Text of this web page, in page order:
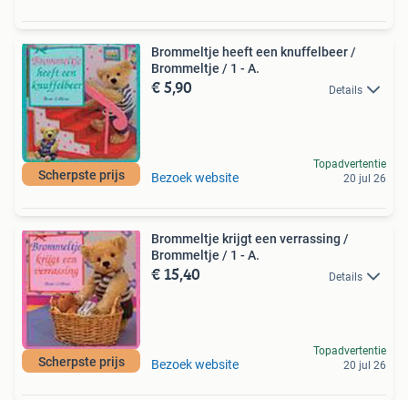
Scherpste prijs
Brommeltje heeft een knuffelbeer /
Brommeltje / 1 - A.
€ 5,90 Details
Bezoek website
Topadvertentie
20 jul 26
Scherpste prijs
Brommeltje krijgt een verrassing /
Brommeltje / 1 - A.
€ 15,40 Details
Bezoek website
Topadvertentie
20 jul 26